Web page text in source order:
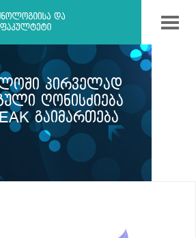
ᲞᲘᲠᲕᲔᲚᲐᲓ
ᲦᲝᲜᲘᲡᲫᲘᲔᲑᲐ
ᲒᲐᲘᲛᲐᲠᲗᲔᲑᲐ